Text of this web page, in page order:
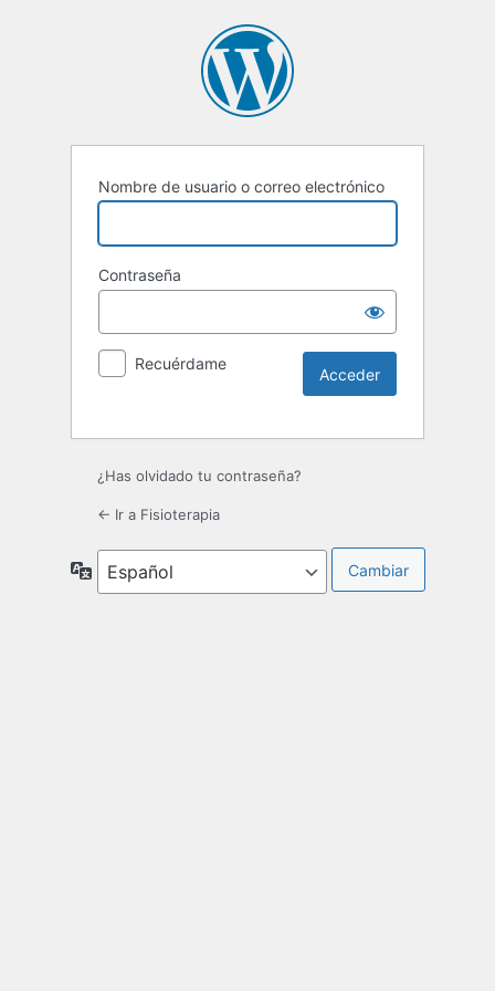
Nombre de usuario o correo electrónico
Contraseña
Recuérdame
¿Has olvidado tu contraseña?
← Ir a Fisioterapia
Idioma